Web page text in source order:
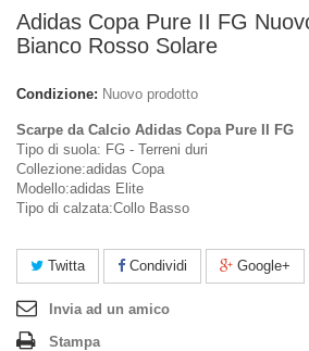
Adidas Copa Pure II FG
Bianco Rosso Solare
Condizione: Nuovo prodotto
Scarpe da Calcio Adidas Copa Pure II FG
Tipo di suola: FG - Terreni duri
Collezione:adidas Copa
Modello:adidas Elite
Tipo di calzata:Collo Basso
Twitta Condividi Google+
Invia ad un amico
Stampa